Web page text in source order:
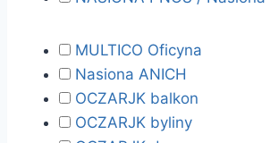
MULTICO Oficyna
Nasiona ANICH
OCZARJK balkon
OCZARJK byliny